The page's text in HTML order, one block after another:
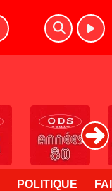
POLITIQUE